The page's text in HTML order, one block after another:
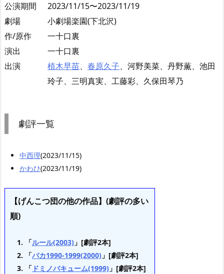
公演期間
2023/11/15〜2023/11/19
劇場
小劇場楽園(下北沢)
作/原作
一十口裏
演出
一十口裏
出演
植木早苗、 春原久子、河野美菜、丹野薫、池田
玲子、三明真実、工藤彩、久保田琴乃
劇評一覧
中西理(2023/11/15)
かわひ(2023/11/19)
【げんこつ団の他の作品】(劇評の多い
順)
「ルール(2003) 」[劇評2本]
「バカ1990-1999(2000) 」[劇評2本]
「 ドミノバキューム(1999) 」[劇評2本]